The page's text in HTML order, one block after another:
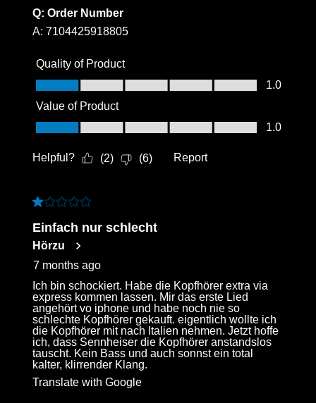
Q: Order Number
A: 7104425918805
Quality of Product
Quality of Product, 1.0 out of 5
1.0
Value of Product
Value of Product, 1.0 out of 5
1.0
Helpful? (2) (6) Report
1 out of 5 stars.
Einfach nur schlecht
Hörzu
7 months ago
Ich bin schockiert. Habe die Kopfhörer extra via
express kommen lassen. Mir das erste Lied
angehört vo iphone und habe noch nie so
schlechte Kopfhörer gekauft. eigentlich wollte ich
die Kopfhörer mit nach Italien nehmen. Jetzt hoffe
ich, dass Sennheiser die Kopfhörer anstandslos
tauscht. Kein Bass und auch sonnst ein total
kalter, klirrender Klang.
Translate with Google